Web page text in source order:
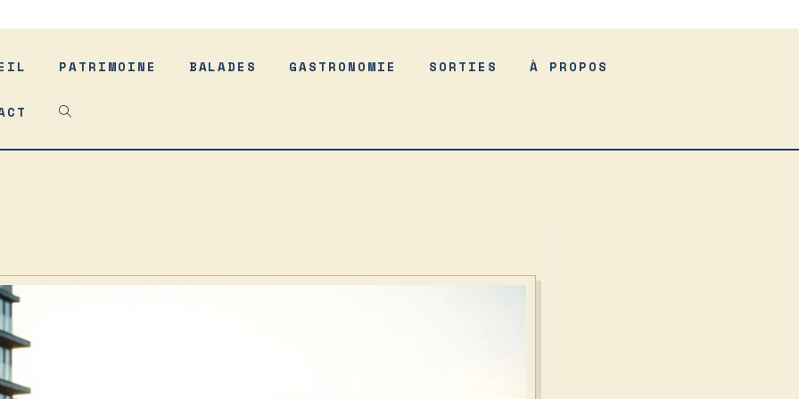
PATRIMOINE BALADES GASTRONOMIE SORTIES À PROPOS
TOGGLE
SEARCH